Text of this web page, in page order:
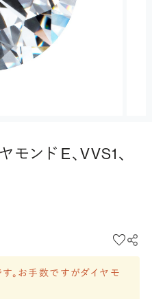
ンド E、VVS1、
。お手数ですがダイヤモ